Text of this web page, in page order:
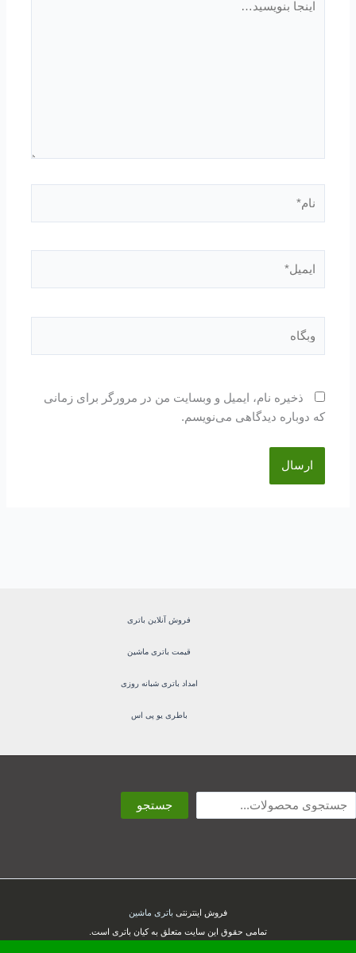
بنویسید…
ذخیره نام، ایمیل و وبسایت من در مرورگر برای زمانی
که دوباره دیدگاهی می‌نویسم.
فروش آنلاین باتری
قیمت باتری ماشین
امداد باتری شبانه روزی
باطری یو پی اس
جستجو
فروش اینترنتی باتری ماشین
تمامی حقوق این سایت متعلق به کیان باتری است.